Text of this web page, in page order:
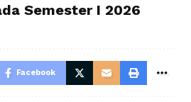
Semester I 2026
Facebook